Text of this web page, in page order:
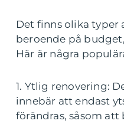
Det finns olika typer
beroende på
Här är några
1. Ytlig renovering:
innebär att endast
förändras, såsom att